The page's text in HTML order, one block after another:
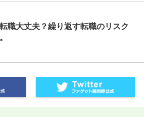
職大丈夫？繰り返す転職のリスク